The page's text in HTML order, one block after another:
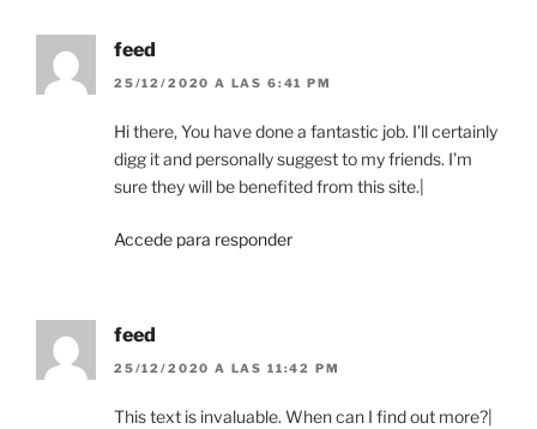
feed
25/12/2020 A LAS 6:41 PM
Hi there, You have done a fantastic job. I’ll certainly
digg it and personally suggest to my friends. I’m
sure they will be benefited from this site.|
Accede para responder
feed
25/12/2020 A LAS 11:42 PM
This text is invaluable. When can I find out more?|